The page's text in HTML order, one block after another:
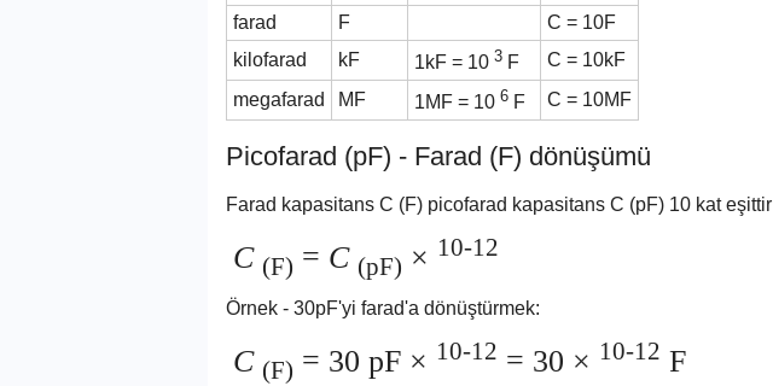
farad
F
C = 10F
kilofarad
kF 1kF = 10 3 F
C = 10kF
megafarad
MF 1MF = 10 6 F C = 10MF
Picofarad (pF) - Farad (F) dönüşümü
Farad kapasitans C (F) picofarad kapasitans C (pF) 10 kat eşittir
C (F) = C (pF) × 10-12
Örnek - 30pF'yi farad'a dönüştürmek:
C (F) = 30 pF × 10-12 = 30 × 10-12 F